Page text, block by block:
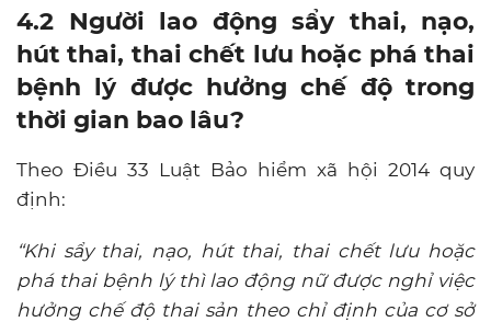
4.2 Người lao động sẩy thai, nạo,
hút thai, thai chết lưu hoặc phá thai
bệnh lý được hưởng chế độ trong
thời gian bao lâu?
Theo Điều 33 Luật Bảo hiểm xã hội 2014 quy
định:
“Khi sẩy thai, nạo, hút thai, thai chết lưu hoặc
phá thai bệnh lý thì lao động nữ được nghỉ việc
hưởng chế độ thai sản theo chỉ định của cơ sở